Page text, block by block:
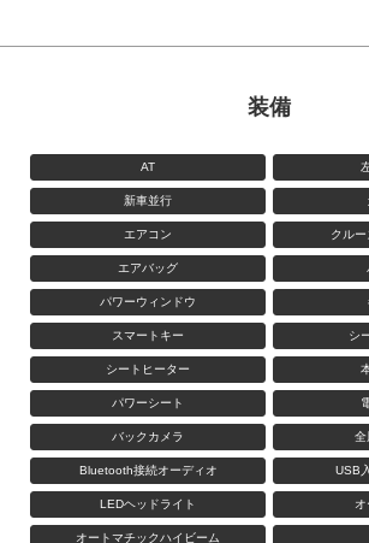
装備
AT
新車並行
エアコン クル
エアバッグ
パワーウィンドウ
スマートキー シ
シートヒーター
パワーシート
バックカメラ 全
Bluetooth接続オーディオ USB
LEDヘッドライト オ
オートマチックハイビーム